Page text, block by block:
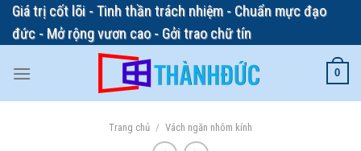
Skip
content
Giá trị cốt lõi - Tinh thần trách nhiệm - Chuẩn mực đạo
đức - Mở rộng vươn cao - Gởi trao chữ tín
0
Trang chủ / Vách ngăn nhôm kính